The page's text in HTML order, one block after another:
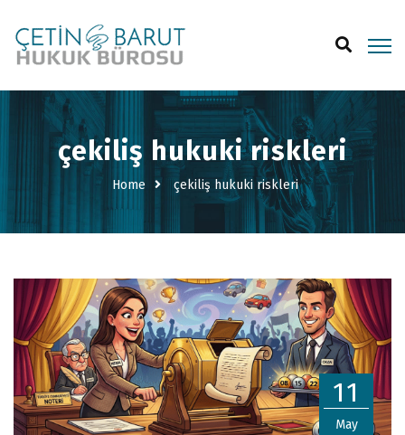
çekiliş hukuki riskleri
Home çekiliş hukuki riskleri
11
May